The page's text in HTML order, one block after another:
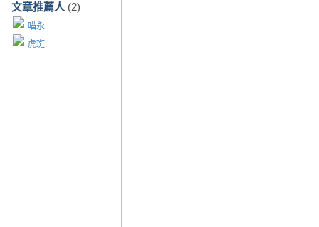
文章推薦人 (2)
喵永
虎斑.